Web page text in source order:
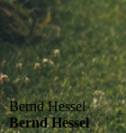
Bernd Hessel
Bernd Hessel